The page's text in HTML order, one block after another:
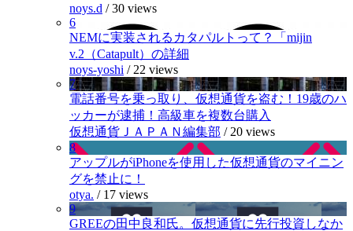
noys.d /30 views
6
NEMに実装されるカタパルトって？「mijin
v.2（Catapult）の詳細
noys-yoshi / 22 views
7
電話番号を乗っ取り、仮想通貨を盗む！19歳のハ
ッカーが逮捕！高級車を複数台購入
仮想通貨ＪＡＰＡＮ編集部 / 20 views
8
アップルがiPhoneを使用した仮想通貨のマイニン
グを禁止に！
otya. / 17 views
9
GREEの田中良和氏。仮想通貨に先行投資しなか